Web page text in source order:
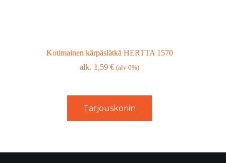
Kotimainen kärpäslätkä HERTTA 1570
1,59€ (alv 0%)
Tarjouskoriin